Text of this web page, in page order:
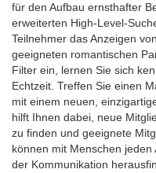
für den Aufbau ernsthafter
erweiterten High-Level-
Teilnehmer das Anzeigen
geeigneten romantischen
Filter ein, lernen Sie sich
Echtzeit. Treffen Sie einen
mit einem neuen,
hilft Ihnen dabei, neue
zu finden und geeignete
können mit Menschen
der Kommunikation